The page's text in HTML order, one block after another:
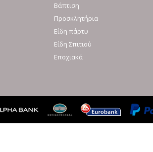
Βάπτιση
Προσκλητήρια
Είδη πάρτυ
Είδη Σπιτιού
Εποχιακά